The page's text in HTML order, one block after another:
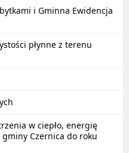
i Gminna Ewidencja
płynne z terenu
w ciepło, energię
Czernica do roku